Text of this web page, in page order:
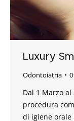
Luxury
Odontoiatria
Dal 1 Marzo
procedura
di igiene orale